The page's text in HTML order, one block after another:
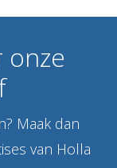
onze
Maak dan
van Holla